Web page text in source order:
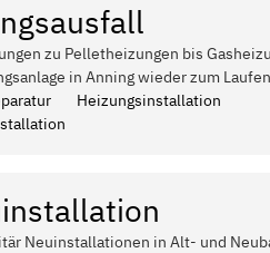
zu Pelletheizungen bis
in Anning wieder zum
Heizungsinstallation
Neuinstallationen in Alt- und